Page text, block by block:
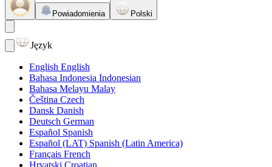
Powiadomienia Polski
Język
English English
Bahasa Indonesia Indonesian
Bahasa Melayu Malay
Čeština Czech
Dansk Danish
Deutsch German
Español Spanish
Español (LAT) Spanish (Latin America)
Français French
Hrvatski Croatian